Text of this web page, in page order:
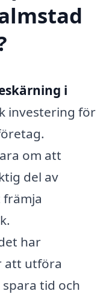
i
investering för
om att
del av
har
att utföra
tid och